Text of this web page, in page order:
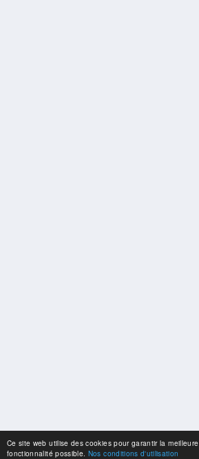
Ce site web utilise des cookies pour garantir la meilleure
fonctionnalité possible. Nos conditions d'utilisation